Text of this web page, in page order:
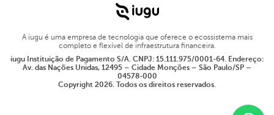
A iugu é uma empresa de tecnologia que oferece o ecossistema mais
completo e flexível de infraestrutura financeira.
iugu Instituição de Pagamento S/A. CNPJ: 15.111.975/0001-64. Endereço:
Av. das Nações Unidas, 12495 – Cidade Monções – São Paulo/SP –
04578-000
Copyright 2026. Todos os direitos reservados.